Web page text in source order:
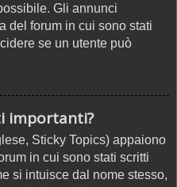
Gli annunci
del forum in cui sono stati
se un utente può
importanti?
Sticky Topics) appaiono
in cui sono stati scritti
si intuisce dal nome stesso,